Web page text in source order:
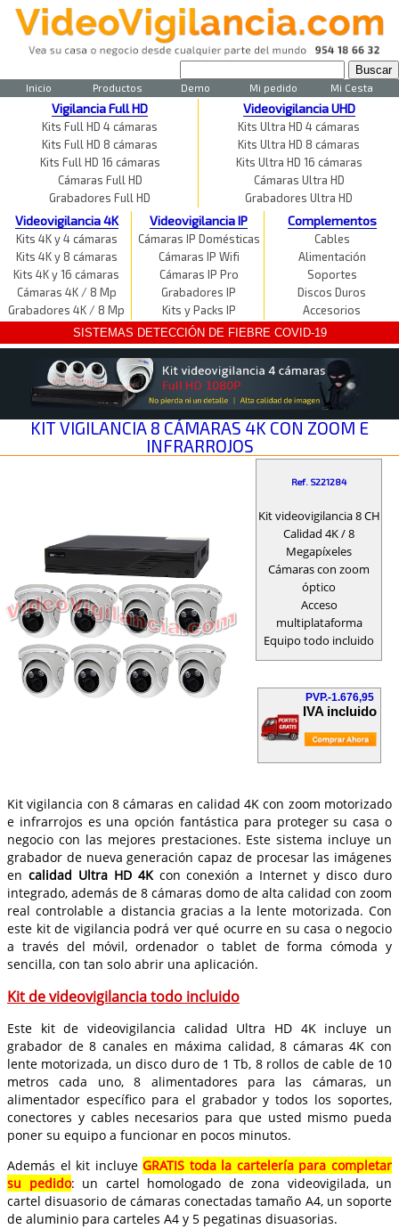
Inicio Productos Demo Mi pedido Mi Cesta
Vigilancia Full HD
Kits Full HD 4 cámaras
Kits Full HD 8 cámaras
Kits Full HD 16 cámaras
Cámaras Full HD
Grabadores Full HD
Videovigilancia UHD
Kits Ultra HD 4 cámaras
Kits Ultra HD 8 cámaras
Kits Ultra HD 16 cámaras
Cámaras Ultra HD
Grabadores Ultra HD
Videovigilancia 4K
Kits 4K y 4 cámaras
Kits 4K y 8 cámaras
Kits 4K y 16 cámaras
Cámaras 4K / 8 Mp
Grabadores 4K / 8 Mp
Videovigilancia IP
Cámaras IP Domésticas
Cámaras IP Wifi
Cámaras IP Pro
Grabadores IP
Kits y Packs IP
Complementos
Cables
Alimentación
Soportes
Discos Duros
Accesorios
SISTEMAS DETECCIÓN DE FIEBRE COVID-19
KIT VIGILANCIA 8 CÁMARAS 4K CON ZOOM E
INFRARROJOS
Ref. S221284
Kit videovigilancia 8 CH
Calidad 4K / 8
Megapíxeles
Cámaras con zoom
óptico
Acceso
multiplataforma
Equipo todo incluido
PVP.-1.676,95
IVA incluido
Kit vigilancia con 8 cámaras en calidad 4K con zoom motorizado
e infrarrojos es una opción fantástica para proteger su casa o
negocio con las mejores prestaciones. Este sistema incluye un
grabador de nueva generación capaz de procesar las imágenes
en calidad Ultra HD 4Kcon conexión a Internet y disco duro
integrado, además de 8 cámaras domo de alta calidad con zoom
real controlable a distancia gracias a la lente motorizada. Con
este kit de vigilancia podrá ver qué ocurre en su casa o negocio
a través del móvil, ordenador o tablet de forma cómoda y
sencilla, con tan solo abrir una aplicación.
Kit de videovigilancia todo incluido
Este kit de videovigilancia calidad Ultra HD 4K incluye un
grabador de 8 canales en máxima calidad, 8 cámaras 4K con
lente motorizada, un disco duro de 1 Tb, 8 rollos de cable de 10
metros cada uno, 8 alimentadores para las cámaras, un
alimentador específico para el grabador y todos los soportes,
conectores y cables necesarios para que usted mismo pueda
poner su equipo a funcionar en pocos minutos.
Además el kit incluyeGRATIS toda la cartelería para completar
su pedido: un cartel homologado de zona videovigilada, un
cartel disuasorio de cámaras conectadas tamaño A4, un soporte
de aluminio para carteles A4 y 5 pegatinas disuasorias.